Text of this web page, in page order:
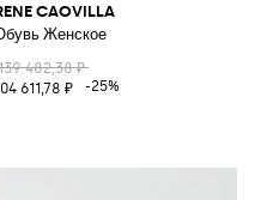
и сетки тубогас
CAOVILLA
Женское
482,38 ₽
611,78 ₽
-25%